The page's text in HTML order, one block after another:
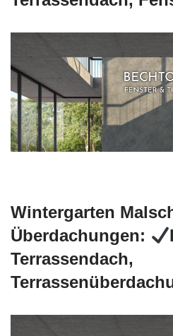
Wintergarten
Überdachungen:
Terrassendach,